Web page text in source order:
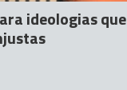
ideologias